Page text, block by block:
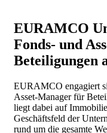
EURAMCO
Fonds- und
Beteiligungen
EURAMCO engagiert
Asset-Manager für
liegt dabei auf
Geschäftsfeld der
rund um die gesamte